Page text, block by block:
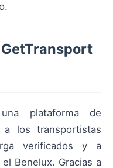
plataforma de
los transportistas
verificados y a
Benelux. Gracias a